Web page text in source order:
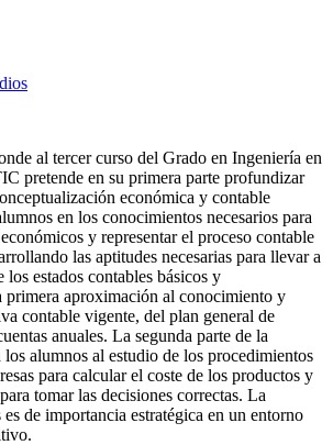
al tercer curso del Grado en Ingeniería en
pretende en su primera parte profundizar
económica y contable
en los conocimientos necesarios para
y representar el proceso contable
las aptitudes necesarias para llevar a
los estados contables básicos y
primera aproximación al conocimiento y
contable vigente, del plan general de
anuales. La segunda parte de la
alumnos al estudio de los procedimientos
para calcular el coste de los productos y
tomar las decisiones correctas. La
de importancia estratégica en un entorno